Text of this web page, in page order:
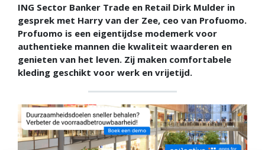
ING Sector Banker Trade en Retail Dirk Mulder in
gesprek met Harry van der Zee, ceo van Profuomo.
Profuomo is een eigentijdse modemerk voor
authentieke mannen die kwaliteit waarderen en
genieten van het leven. Zij maken comfortabele
kleding geschikt voor werk en vrijetijd.